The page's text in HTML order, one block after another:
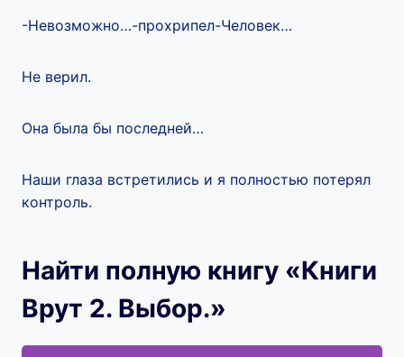
-Невозможно…-прохрипел-Человек…
Не верил.
Она была бы последней…
Наши глаза встретились и я полностью потерял
контроль.
Найти полную книгу «Книги
Врут 2. Выбор.»